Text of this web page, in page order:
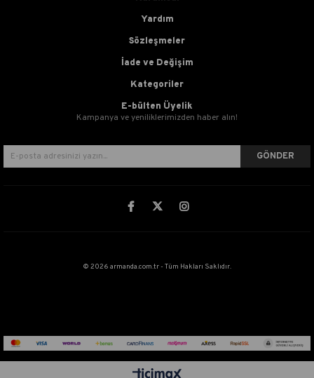
Yardım
Sözleşmeler
İade ve Değişim
Kategoriler
E-bülten Üyelik
Kampanya ve yeniliklerimizden haber alın!
GÖNDER
© 2026 armanda.com.tr - Tüm Hakları Saklıdır.